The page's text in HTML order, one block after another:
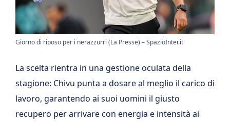
Giorno di riposo per i nerazzurri (La Presse) – SpazioInter.it
La scelta rientra in una gestione oculata della
stagione: Chivu punta a dosare al meglio il carico di
lavoro, garantendo ai suoi uomini il giusto
recupero per arrivare con energia e intensità ai